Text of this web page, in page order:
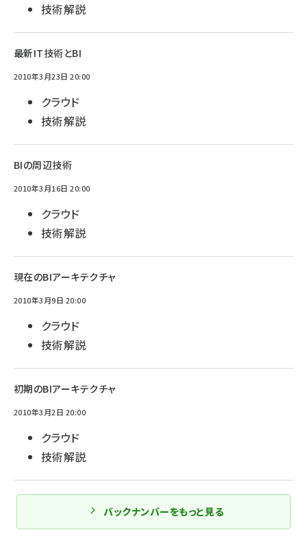
技術解説
最新IT技術とBI
2010年3月23日 20:00
クラウド
技術解説
BIの周辺技術
2010年3月16日 20:00
クラウド
技術解説
現在のBIアーキテクチャ
2010年3月9日 20:00
クラウド
技術解説
初期のBIアーキテクチャ
2010年3月2日 20:00
クラウド
技術解説
バックナンバーをもっと見る